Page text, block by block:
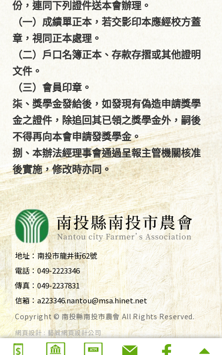
份，連同下列證件送本會辦理。
（一）成績單正本，若交影印本應經校方蓋
章，視同正本處理。
（二）戶口名簿正本、存款存摺或其他證明
文件。
（三）會員印章。
柒、獎學金發給後，如發現有偽造申請獎學
金之證件，除追回其已領之獎學金外，嗣後
不得再向本會申請發獎學金。
捌、本辦法經理事會通過呈報主管機關核准
後實施，修改時亦同。
地址：南投市龍井街62號
電話：049-2223346
傳真：049-2237831
信箱：a223346.nantou@msa.hinet.net
Copyright © 南投縣南投市農會 All Rights Reserved.
網頁設計 : 藝誠網頁設計公司